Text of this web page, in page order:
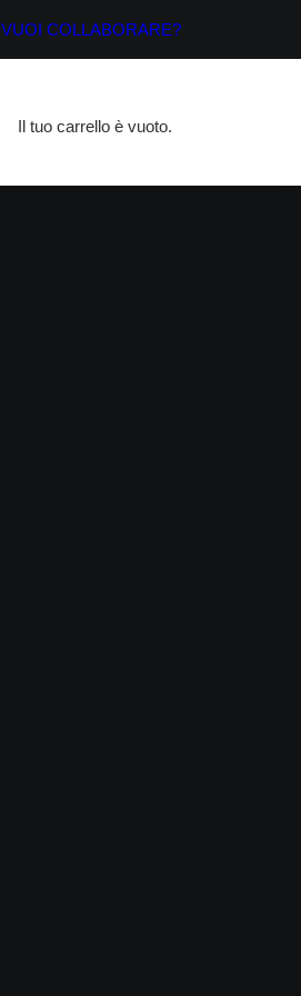
VUOI COLLABORARE?
Il tuo carrello è vuoto.